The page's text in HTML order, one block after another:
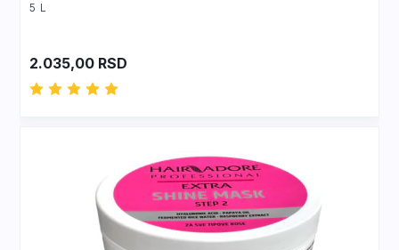
5 L
2.035,00 RSD